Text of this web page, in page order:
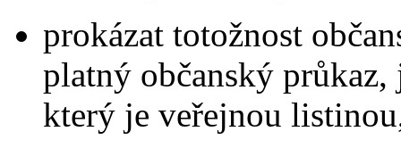
prokázat totožnost
platný občanský
který je veřejnou